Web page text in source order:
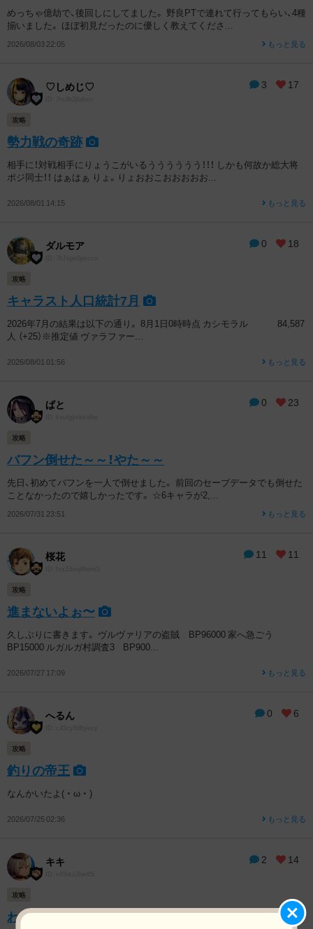
めっちゃ億劫で、後回しにしてました。 野良PTで連れて行ってもらい、4種
揃いました。 ほぼ初見だったのに優しく教えてくださ...
2026/08/03 22:05 もっと見る
3 17
♡しめじ♡
攻略
勢力戦の奇跡
相手に！対戦相手にりょうこがいるうううううう！！！ しかも何故か総大将
ポジ同士！！ はぁはぁ りょ。りょおおこおおおおお...
2026/08/01 14:15 もっと見る
0 18
ダルモア
攻略
キャラスト人口統計7月
2026年7月の結果は以下の通り。 8月1日0時時点 カシモラル 84,587
人 （+25）※推定値 ヴァラファー...
2026/08/01 01:56 もっと見る
0 23
ぱと
攻略
バフン倒せた～～！やた～～
先日、初めてバフンを一人で倒せました。 前回のセーブデータでも倒せた
ことなかったので嬉しかったです。 ☆6キャラが2,...
2026/07/31 23:51 もっと見る
11 11
桜花
攻略
進まないよぉ〜
久しぶりに書きます。 ヴルヴァリアの盗賊 BP96000 家へ急ごう
BP15000 ルガルガ村調査3 BP900...
2026/07/27 17:09 もっと見る
0 6
へるん
攻略
釣りの帝王
なんかいたよ( ・ ω ・ )
2026/07/25 02:36 もっと見る
2 14
キキ
攻略
わたし的次回エニグマ用メモ